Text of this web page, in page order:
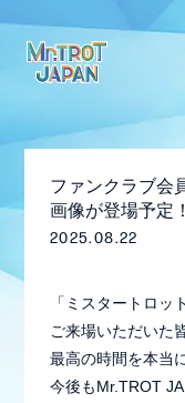
NEWS
PROFILE
GOODS
ファンクラブ会
画像が登場予定！
2025.08.22
「ミスタートロッ
ご来場いただいた
最高の時間を本当
今後もMr.TROT